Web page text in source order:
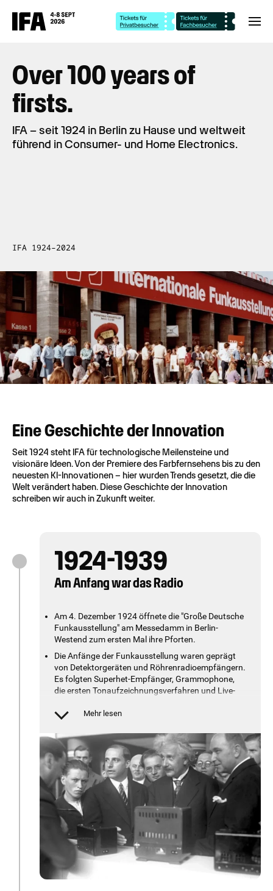
Over 100 years of
firsts.
IFA – seit 1924 in Berlin zu Hause und weltweit
führend in Consumer- und Home Electronics.
IFA 1924–2024
Eine Geschichte der Innovation
Seit 1924 steht IFA für technologische Meilensteine und
visionäre Ideen. Von der Premiere des Farbfernsehens bis zu den
neuesten KI-Innovationen – hier wurden Trends gesetzt, die die
Welt verändert haben. Diese Geschichte der Innovation
schreiben wir auch in Zukunft weiter.
1924-1939
Am Anfang war das Radio
Am 4. Dezember 1924 öffnete die "Große Deutsche
Funkausstellung" am Messedamm in Berlin-
Westend zum ersten Mal ihre Pforten.
Die Anfänge der Funkausstellung waren geprägt
von Detektorgeräten und Röhrenradioempfängern.
Es folgten Superhet-Empfänger, Grammophone,
die ersten Tonaufzeichnungsverfahren und Live-
europäische Autoradio.
Funkturms begonnen, der zwei Jahre später am 3.
September 1926 eingeweiht wurde.
Ende der 1920er Jahre wurden die ersten
Fernsehgeräte ausgestellt. Im Jahr 1928 wurde
auf der Messe eine technische Sensation und
Weltneuheit vorgestellt: Eine der ersten
Fernsehsendungen wurde während der
Veranstaltung live übertragen.
Im Jahr 1930 hielt Albert Einstein die
Eröffnungsrede der siebten Funkausstellung.
Mehr lesen